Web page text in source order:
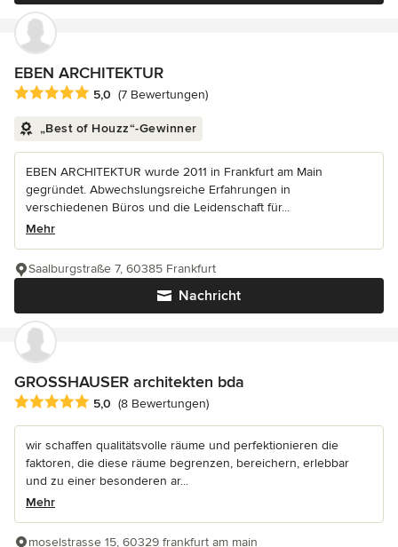
EBEN ARCHITEKTUR
Durchschnittliche Bewertung: 5 von 5 Sternen
5,0 (7 Bewertungen)
„Best of Houzz“-Gewinner
EBEN ARCHITEKTUR wurde 2011 in Frankfurt am Main
gegründet. Abwechslungsreiche Erfahrungen in
verschiedenen Büros und die Leidenschaft für...
Mehr
Nachricht
Saalburgstraße 7, 60385 Frankfurt
GROSSHAUSER architekten bda
Durchschnittliche Bewertung: 5 von 5 Sternen
5,0 (8 Bewertungen)
wir schaffen qualitätsvolle räume und perfektionieren die
faktoren, die diese räume begrenzen, bereichern, erlebbar
und zu einer besonderen ar...
Mehr
moselstrasse 15, 60329 frankfurt am main